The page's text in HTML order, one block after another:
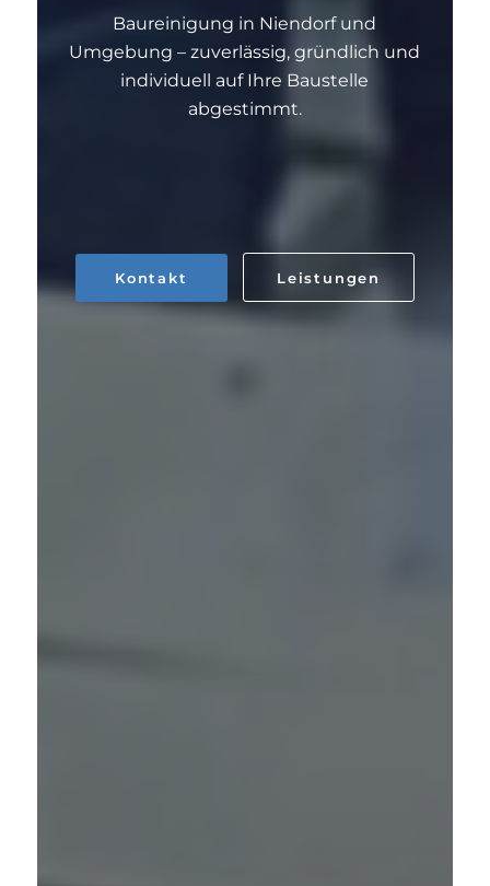
Baureinigung in Niendorf und
Umgebung – zuverlässig, gründlich und
individuell auf Ihre Baustelle
abgestimmt.
Kontakt Leistungen